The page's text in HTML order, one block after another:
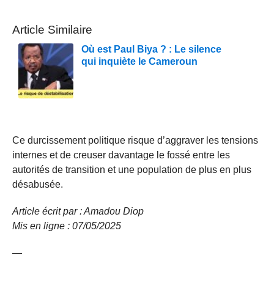
Article Similaire
Où est Paul Biya ? : Le silence
qui inquiète le Cameroun
Ce durcissement politique risque d’aggraver les tensions
internes et de creuser davantage le fossé entre les
autorités de transition et une population de plus en plus
désabusée.
Article écrit par : Amadou Diop
Mis en ligne : 07/05/2025
—